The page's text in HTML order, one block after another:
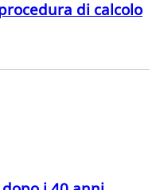
di calcolo